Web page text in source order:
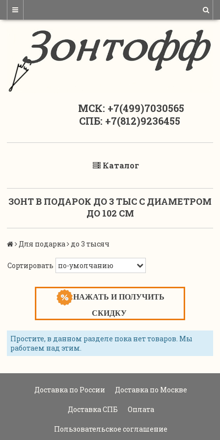
МСК: +7(499)7030565
СПБ: +7(812)9236455
Каталог
ЗОНТ В ПОДАРОК ДО 3 ТЫС С ДИАМЕТРОМ
ДО 102 СМ
Для подарка до 3 тысяч
Сортировать
НАЖАТЬ И ПОЛУЧИТЬ
СКИДКУ
Простите, в данном разделе пока нет товаров. Мы
работаем над этим.
Доставка по России Доставка по Москве
Доставка СПБ Оплата
Пользовательское соглашение